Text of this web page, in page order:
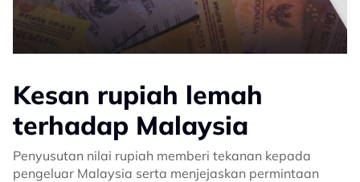
Kesan rupiah lemah
terhadap Malaysia
Penyusutan nilai rupiah memberi tekanan kepada
pengeluar Malaysia serta menjejaskan permintaan